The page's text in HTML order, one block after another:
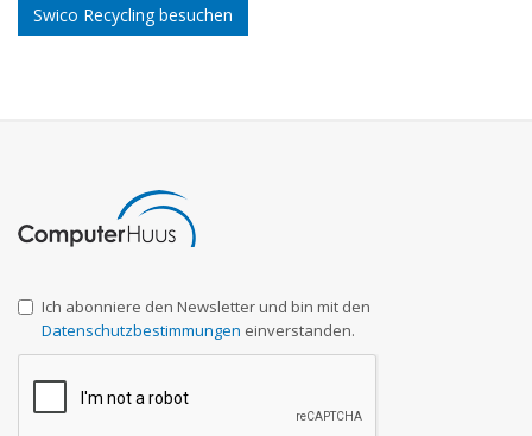
Swico Recycling besuchen
Ich abonniere den Newsletter und bin mit den
Datenschutzbestimmungen einverstanden.